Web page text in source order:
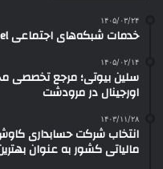
۱۴۰۵/۰۳/۲۴
خدمات شبکه‌های اجتماعی 7Panel؛ از جذب مخاطب تا افزایش درآمد
۱۴۰۵/۰۲/۱۴
سلین بیوتی؛ مرجع تخصصی
اورجینال در مرودشت
۱۴۰۳/۱۱/۲۸
انتخاب شرکت حسابداری
مالیاتی کشور به عنوان